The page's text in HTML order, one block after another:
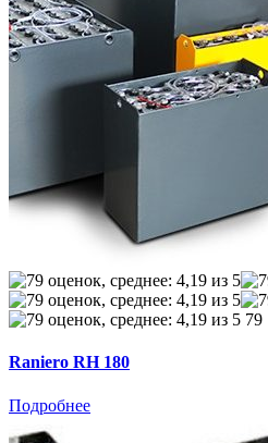
79
Raniero RH 180
Подробнее